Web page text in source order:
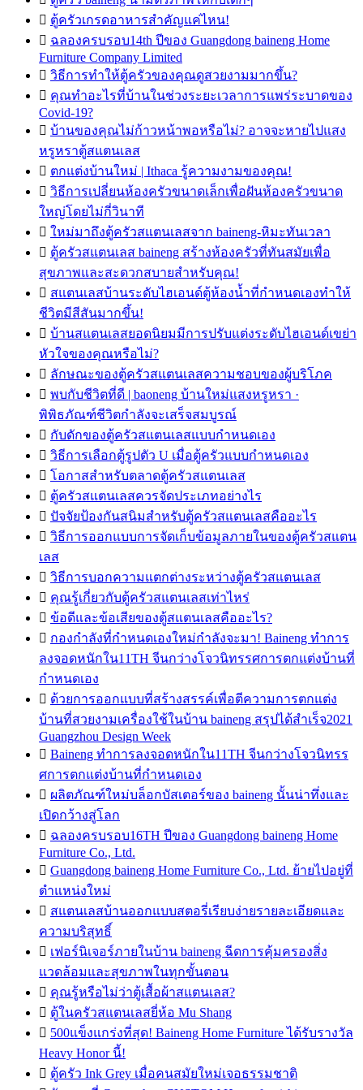
 ตู้ครัวเกรดอาหารสำคัญแค่ไหน!
 ฉลองครบรอบ14th ปีของ Guangdong baineng Home
Furniture Company Limited
 วิธีการทำให้ตู้ครัวของคุณดูสวยงามมากขึ้น?
 คุณทำอะไรที่บ้านในช่วงระยะเวลาการแพร่ระบาดของ
Covid-19?
 บ้านของคุณไม่ก้าวหน้าพอหรือไม่? อาจจะหายไปแสง
หรูหราตู้สแตนเลส
 ตกแต่งบ้านใหม่ | Ithaca รู้ความงามของคุณ!
 วิธีการเปลี่ยนห้องครัวขนาดเล็กเพื่อฝันห้องครัวขนาด
ใหญ่โดยไม่กี่วินาที
 ใหม่มาถึงตู้ครัวสแตนเลสจาก baineng-หิมะทันเวลา
 ตู้ครัวสแตนเลส baineng สร้างห้องครัวที่ทันสมัยเพื่อ
สุขภาพและสะดวกสบายสำหรับคุณ!
 สแตนเลสบ้านระดับไฮเอนด์ตู้ห้องน้ำที่กำหนดเองทำให้
ชีวิตมีสีสันมากขึ้น!
 บ้านสแตนเลสยอดนิยมมีการปรับแต่งระดับไฮเอนด์เขย่า
หัวใจของคุณหรือไม่?
 ลักษณะของตู้ครัวสแตนเลสความชอบของผู้บริโภค
 พบกับชีวิตที่ดี | baoneng บ้านใหม่แสงหรูหรา ·
พิพิธภัณฑ์ชีวิตกำลังจะเสร็จสมบูรณ์
 กับดักของตู้ครัวสแตนเลสแบบกำหนดเอง
 วิธีการเลือกตู้รูปตัว U เมื่อตู้ครัวแบบกำหนดเอง
 โอกาสสำหรับตลาดตู้ครัวสแตนเลส
 ตู้ครัวสแตนเลสควรจัดประเภทอย่างไร
 ปัจจัยป้องกันสนิมสำหรับตู้ครัวสแตนเลสคืออะไร
 วิธีการออกแบบการจัดเก็บข้อมูลภายในของตู้ครัวสแตน
เลส
 วิธีการบอกความแตกต่างระหว่างตู้ครัวสแตนเลส
 คุณรู้เกี่ยวกับตู้ครัวสแตนเลสเท่าไหร่
 ข้อดีและข้อเสียของตู้สแตนเลสคืออะไร?
 กองกำลังที่กำหนดเองใหม่กำลังจะมา! Baineng ทำการ
ลงจอดหนักใน11TH จีนกว่างโจวนิทรรศการตกแต่งบ้านที่
กำหนดเอง
 ด้วยการออกแบบที่สร้างสรรค์เพื่อตีความการตกแต่ง
บ้านที่สวยงามเครื่องใช้ในบ้าน baineng สรุปได้สำเร็จ2021
Guangzhou Design Week
 Baineng ทำการลงจอดหนักใน11TH จีนกว่างโจวนิทรร
ศการตกแต่งบ้านที่กำหนดเอง
 ผลิตภัณฑ์ใหม่บล็อกบัสเตอร์ของ baineng นั้นน่าทึ่งและ
เปิดกว้างสู่โลก
 ฉลองครบรอบ16TH ปีของ Guangdong baineng Home
Furniture Co., Ltd.
 Guangdong baineng Home Furniture Co., Ltd. ย้ายไปอยู่ที่
ตำแหน่งใหม่
 สแตนเลสบ้านออกแบบสตอรี่เรียบง่ายรายละเอียดและ
ความบริสุทธิ์
 เฟอร์นิเจอร์ภายในบ้าน baineng ฉีดการคุ้มครองสิ่ง
แวดล้อมและสุขภาพในทุกขั้นตอน
 คุณรู้หรือไม่ว่าตู้เสื้อผ้าสแตนเลส?
 ตู้ในครัวสแตนเลสยี่ห้อ Mu Shang
 500แข็งแกร่งที่สุด! Baineng Home Furniture ได้รับรางวัล
Heavy Honor นี้!
 ตู้ครัว Ink Grey เมื่อคนสมัยใหม่เจอธรรมชาติ